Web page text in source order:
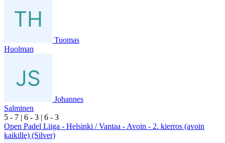
Tuomas
Huolman
Johannes
Salminen
5 - 7 | 6 - 3 | 6 - 3
Open Padel Liiga - Helsinki / Vantaa - Avoin - 2. kierros (avoin
kaikille) (Silver)